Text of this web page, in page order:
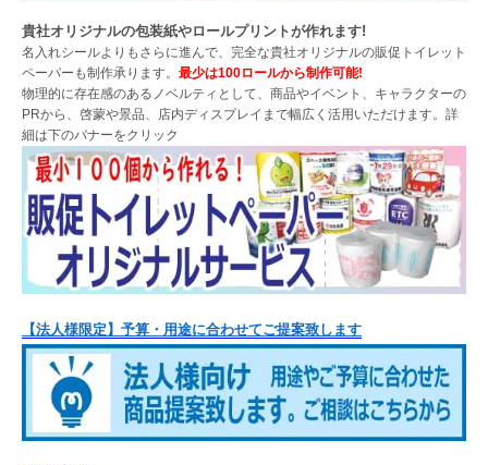
貴社オリジナルの包装紙やロールプリントが作れます!
名入れシールよりもさらに進んで、完全な貴社オリジナルの販促トイレット
ペーパーも制作承ります。 最少は100ロールから制作可能!
物理的に存在感のあるノベルティとして、商品やイベント、キャラクターの
PRから、啓蒙や景品、店内ディスプレイまで幅広く活用いただけます。詳
細は下のバナーをクリック
【法人様限定】予算・用途に合わせてご提案致します